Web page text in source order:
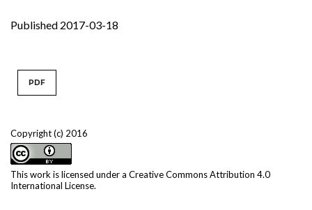
Published 2017-03-18
Copyright (c) 2016
This work is licensed under a Creative Commons Attribution 4.0
International License.
PDF